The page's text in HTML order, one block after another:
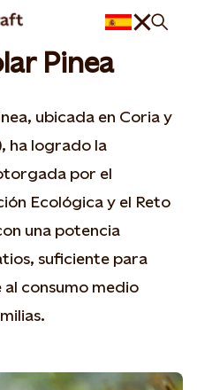
Pinea
ubicada en Coria y
ha logrado la
por el
Ecológica y el Reto
una potencia
suficiente para
consumo medio